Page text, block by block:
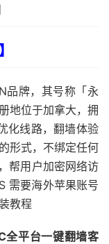
】
品牌，其号称「永
地位于加拿大，拥
化线路，翻墙体验
形式， 不绑定任何
帮用户加密网络访
需要海外苹果账号
教程
全平台一键翻墙客